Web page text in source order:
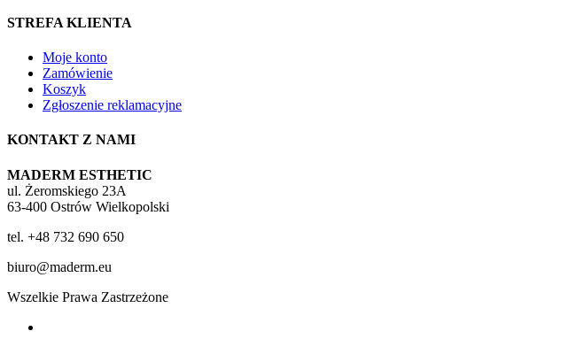
STREFA KLIENTA
Moje konto
Zamówienie
Koszyk
Zgłoszenie reklamacyjne
KONTAKT Z NAMI
MADERM ESTHETIC
ul. Żeromskiego 23A
63-400 Ostrów Wielkopolski
tel. +48 732 690 650
biuro@maderm.eu
Wszelkie Prawa Zastrzeżone